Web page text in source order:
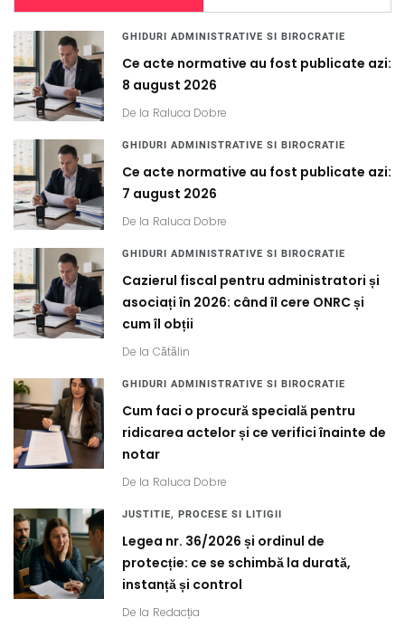
GHIDURI ADMINISTRATIVE SI BIROCRATIE
Ce acte normative au fost publicate azi:
8 august 2026
De la Raluca Dobre
GHIDURI ADMINISTRATIVE SI BIROCRATIE
Ce acte normative au fost publicate azi:
7 august 2026
De la Raluca Dobre
GHIDURI ADMINISTRATIVE SI BIROCRATIE
Cazierul fiscal pentru administratori și
asociați în 2026: când îl cere ONRC și
cum îl obții
De la Cătălin
GHIDURI ADMINISTRATIVE SI BIROCRATIE
Cum faci o procură specială pentru
ridicarea actelor și ce verifici înainte de
notar
De la Raluca Dobre
JUSTITIE, PROCESE SI LITIGII
Legea nr. 36/2026 și ordinul de
protecție: ce se schimbă la durată,
instanță și control
De la Redacția